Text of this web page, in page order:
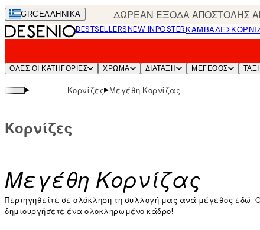
Skip
to
main
GRC ΕΛΛΗΝΙΚΆ ΔΩΡΕΑΝ ΕΞΟΔΑ ΑΠΟΣΤΟΛΗΣ
BESTSELLERSNEW INPOSTERΚΑΜΒΆΔΕΣ
ΌΛΕΣ ΟΙ ΚΑΤΗΓΟΡΊΕΣ ΧΡΩΜΑ ΔΙΑΤΑΞΗ ΜΕΓΕΘΟΣ
▸ Κορνίζες▸Μεγέθη Κορνίζας
Μεγέθη Κορνίζας
Κορνίζες
Περιηγηθείτε σε ολόκληρη τη συλλογή μας ανά μέγεθος εδώ.
δημιουργήσετε ένα ολοκληρωμένο κάδρο!